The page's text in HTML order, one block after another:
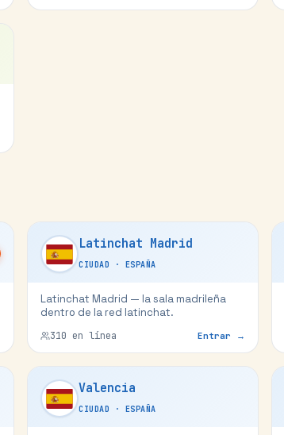
Latinchat Madrid
CIUDAD · ESPAÑA
Latinchat Madrid — la sala madrileña
dentro de la red latinchat.
310 en línea Entrar →
Valencia
CIUDAD · ESPAÑA